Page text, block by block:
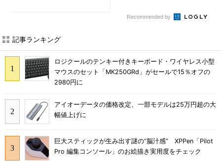
Recommended by
記事ランキング
ロジクールのテンキー付きキーボード・ワイヤレス小型
マウスのセット「MK250GRd」がセールで15％オフの
2980円に
アイオーデータの価格改定、一部モデルは25万円超の大
幅値上げに
巨大スティックが生み出す謎の“脳汁感” XPPen「Pilot
Pro 編集コンソール」のお絵描き実用度をチェック